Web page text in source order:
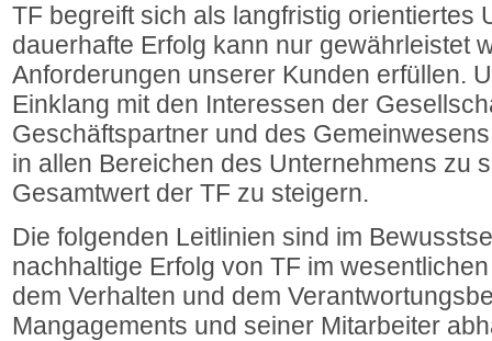
TF begreift sich als langfristig orientiertes
dauerhafte Erfolg kann nur gewährleistet
Anforderungen unserer Kunden erfüllen.
Einklang mit den Interessen der
Geschäftspartner und des
in allen Bereichen des Unternehmens zu
Gesamtwert der TF zu steigern.
Die folgenden Leitlinien sind im
nachhaltige Erfolg von TF im
dem Verhalten und dem
Mangagements und seiner Mitarbeiter